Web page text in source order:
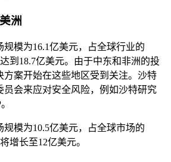
洲
规模为16.1亿美元，占全球行业的
到18.7亿美元。由于中东和非洲的投
方案开始在这些地区受到关注。沙特
员会来应对安全风险，例如沙特研究
规模为10.5亿美元，占全球市场的
增长至12亿美元。